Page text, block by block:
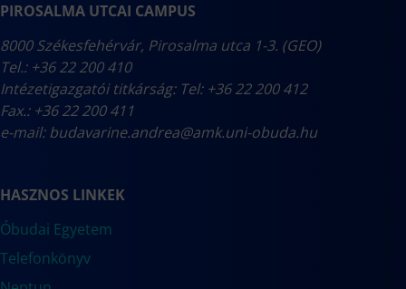
PIROSALMA UTCAI CAMPUS
8000 Székesfehérvár, Pirosalma utca 1-3. (GEO)
Tel.: +36 22 200 410
Intézetigazgatói titkárság: Tel: +36 22 200 412
Fax.: +36 22 200 411
e-mail:budavarine.andrea@amk.uni-obuda.hu
HASZNOS LINKEK
Óbudai Egyetem
Telefonkönyv